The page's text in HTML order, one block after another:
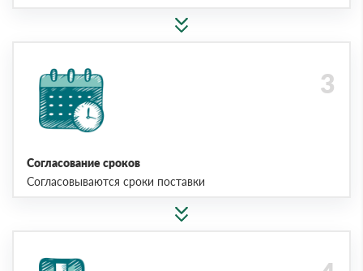
Согласование сроков
Согласовываются сроки поставки